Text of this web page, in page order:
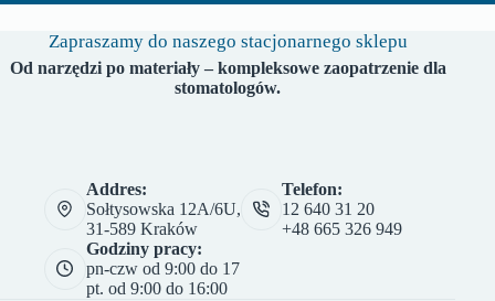
Zapraszamy do naszego stacjonarnego sklepu
Od narzędzi po materiały – kompleksowe zaopatrzenie dla
stomatologów.
Addres:
Sołtysowska 12A/6U,
31-589 Kraków
Telefon:
12 640 31 20
+48 665 326 949
Godziny pracy:
pn-czw od 9:00 do 17
pt. od 9:00 do 16:00